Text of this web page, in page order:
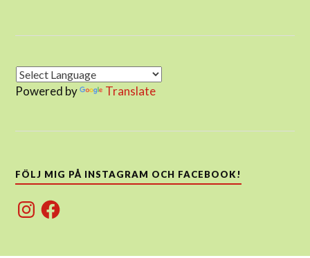
Powered by Translate
FÖLJ MIG PÅ INSTAGRAM OCH FACEBOOK!
InstagramFacebook